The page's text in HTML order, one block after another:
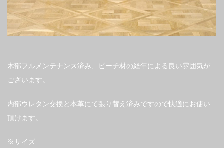
木部フルメンテナンス済み、ビーチ材の経年による良い雰囲気が
ございます。
内部ウレタン交換と本革にて張り替え済みですので快適にお使い
頂けます。
※サイズ